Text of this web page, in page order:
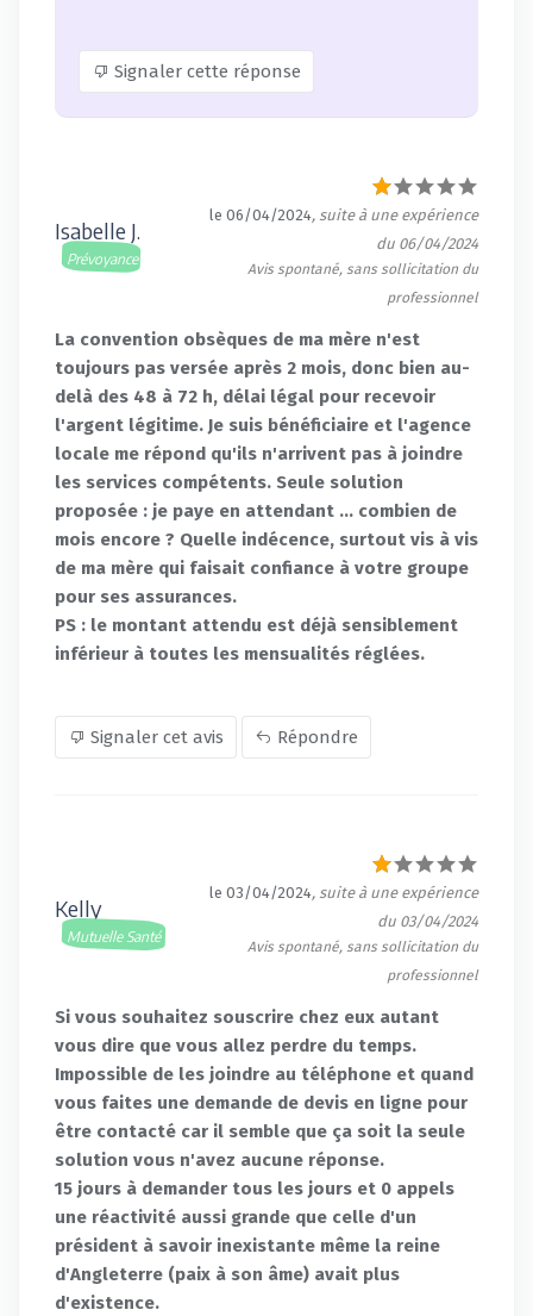
Signaler cette réponse
Isabelle J.
Prévoyance
le 06/04/2024, suite à une expérience
du 06/04/2024
Avis spontané, sans sollicitation du
professionnel
La convention obsèques de ma mère n'est
toujours pas versée après 2 mois, donc bien au-
delà des 48 à 72 h, délai légal pour recevoir
l'argent légitime. Je suis bénéficiaire et l'agence
locale me répond qu'ils n'arrivent pas à joindre
les services compétents. Seule solution
proposée : je paye en attendant ... combien de
mois encore ? Quelle indécence, surtout vis à vis
de ma mère qui faisait confiance à votre groupe
pour ses assurances.
PS : le montant attendu est déjà sensiblement
inférieur à toutes les mensualités réglées.
Signaler cet avis Répondre
Kelly
Mutuelle Santé
le 03/04/2024, suite à une expérience
du 03/04/2024
Avis spontané, sans sollicitation du
professionnel
Si vous souhaitez souscrire chez eux autant
vous dire que vous allez perdre du temps.
Impossible de les joindre au téléphone et quand
vous faites une demande de devis en ligne pour
être contacté car il semble que ça soit la seule
solution vous n'avez aucune réponse.
15 jours à demander tous les jours et 0 appels
une réactivité aussi grande que celle d'un
président à savoir inexistante même la reine
d'Angleterre (paix à son âme) avait plus
d'existence.